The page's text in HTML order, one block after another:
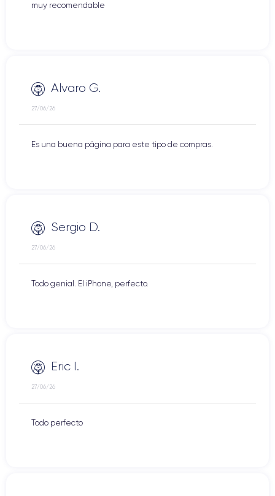
muy recomendable
Alvaro G.
27/06/26
Es una buena página para este tipo de compras.
Sergio D.
27/06/26
Todo genial. El iPhone, perfecto.
Eric I.
27/06/26
Todo perfecto